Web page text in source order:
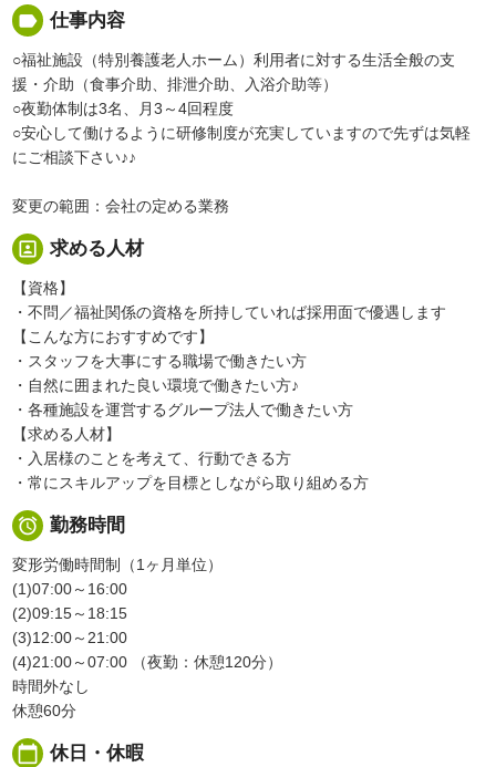
label 仕事内容
○福祉施設（特別養護老人ホーム）利用者に対する生活全般の支
援・介助（食事介助、排泄介助、入浴介助等）
○夜勤体制は3名、月3～4回程度
○安心して働けるように研修制度が充実していますので先ずは気軽
にご相談下さい♪♪
変更の範囲：会社の定める業務
portrait 求める人材
【資格】
・不問／福祉関係の資格を所持していれば採用面で優遇します
【こんな方におすすめです】
・スタッフを大事にする職場で働きたい方
・自然に囲まれた良い環境で働きたい方♪
・各種施設を運営するグループ法人で働きたい方
【求める人材】
・入居様のことを考えて、行動できる方
・常にスキルアップを目標としながら取り組める方
 勤務時間
変形労働時間制（1ヶ月単位）
(1)07:00～16:00
(2)09:15～18:15
(3)12:00～21:00
(4)21:00～07:00 （夜勤：休憩120分）
時間外なし
休憩60分
calendar_today 休日・休暇